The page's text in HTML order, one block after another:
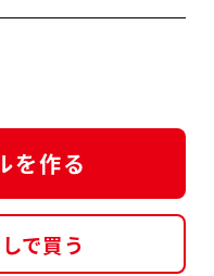
を作る
で買う